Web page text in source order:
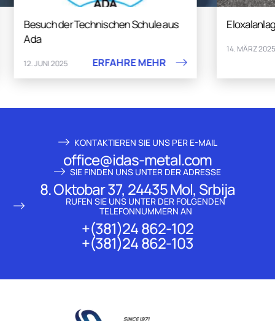
Besuch der Technischen Schule aus
Ada
12. JUNI 2025 ERFAHRE MEHR
14. MÄRZ 2025
KONTAKTIEREN SIE UNS PER E-MAIL
office@idas-metal.com
SIE FINDEN UNS UNTER DER ADRESSE
8. Oktobar 37, 24435 Mol, Srbija
RUFEN SIE UNS UNTER DER FOLGENDEN
TELEFONNUMMERN AN
+(381)24 862-102
+(381)24 862-103